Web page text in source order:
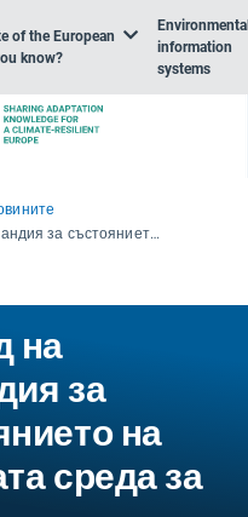
of the European
know?
Environmental
information
systems
Доклад на Ирландия за състоянието на околната среда за 2020 г.
на
за
на
среда за